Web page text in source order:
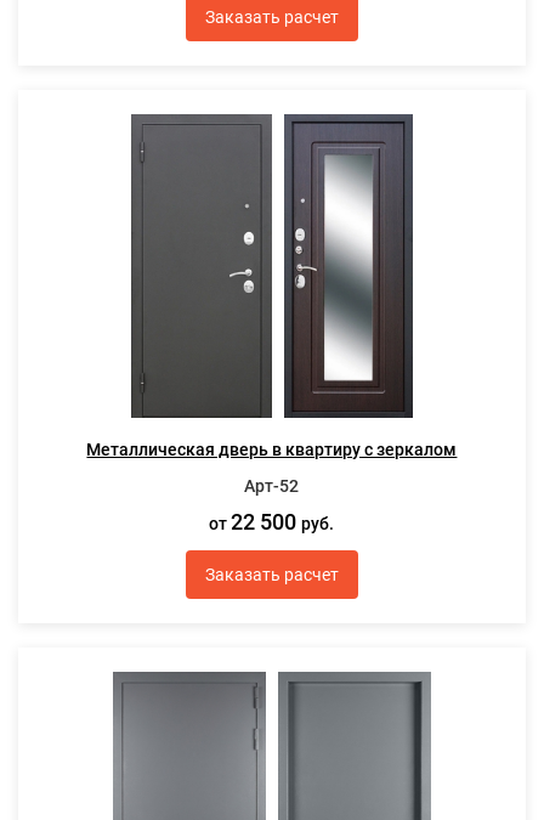
Заказать расчет
Металлическая дверь в квартиру с зеркалом
Арт-52
от22 500руб.
Заказать расчет